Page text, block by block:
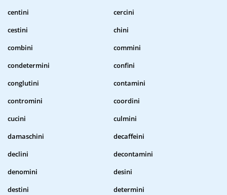
centini
cercini
cestini
chini
combini
commini
condetermini
confini
conglutini
contamini
contromini
coordini
cucini
culmini
damaschini
decaffeini
declini
decontamini
denomini
desini
destini
determini